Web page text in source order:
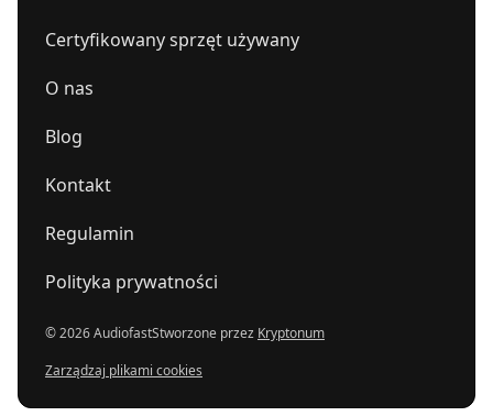
Certyfikowany sprzęt używany
O nas
Blog
Kontakt
Regulamin
Polityka prywatności
© 2026 AudiofastStworzone przez Kryptonum
Zarządzaj plikami cookies